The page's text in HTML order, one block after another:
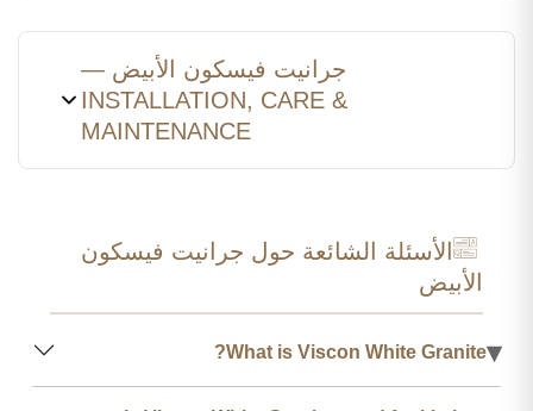
جرانيت فيسكون الأبيض —
INSTALLATION, CARE &
MAINTENANCE
الأسئلة الشائعة حول جرانيت فيسكون
الأبيض
▾
What is Viscon White Granite?